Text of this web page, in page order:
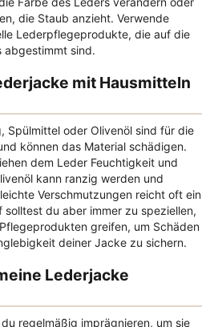
die Staub anzieht. Verwende
Lederpflegeprodukte, die auf die
abgestimmt sind.
mit Hausmitteln
Spülmittel oder Olivenöl sind für die
können das Material schädigen.
dem Leder Feuchtigkeit und
kann ranzig werden und
Verschmutzungen reicht oft ein
solltest du aber immer zu speziellen,
greifen, um Schäden
deiner Jacke zu sichern.
Lederjacke
regelmäßig imprägnieren, um sie